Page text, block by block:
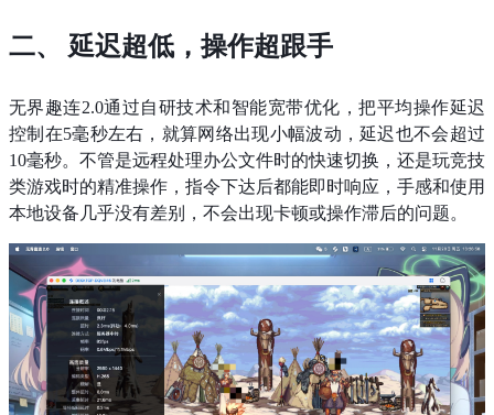
二、 延迟超低，操作超跟手​
无界趣连2.0通过自研技术和智能宽带优化，把平均操作延迟
控制在5毫秒左右，就算网络出现小幅波动，延迟也不会超过
10毫秒。不管是远程处理办公文件时的快速切换，还是玩竞技
类游戏时的精准操作，指令下达后都能即时响应，手感和使用
本地设备几乎没有差别，不会出现卡顿或操作滞后的问题。​